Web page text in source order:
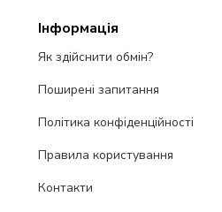
Інформація
Як здійснити обмін?
Поширені запитання
Політика конфіденційності
Правила користування
Контакти